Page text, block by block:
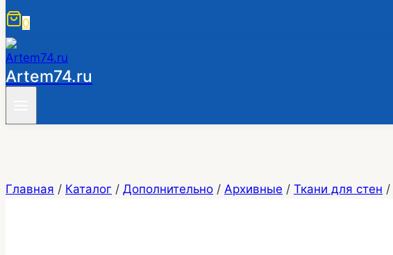
0
Artem74.ru
Главная / Каталог / Дополнительно / Архивные / Ткани для стен /